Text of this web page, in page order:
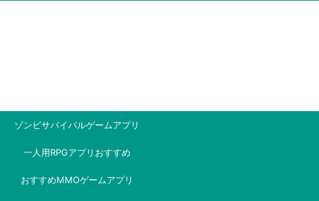
ゾンビサバイバルゲームアプリ
一人用RPGアプリおすすめ
おすすめMMOゲームアプリ